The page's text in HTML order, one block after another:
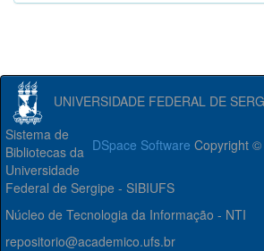
UNIVERSIDADE FEDERAL DE
DSpace Software Copyright
Sistema de
Bibliotecas da
Universidade
Federal de Sergipe - SIBIUFS
Núcleo de Tecnologia da Informação - NTI
repositorio@academico.ufs.br